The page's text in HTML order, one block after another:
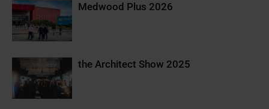
Medwood Plus 2026
the Architect Show 2025